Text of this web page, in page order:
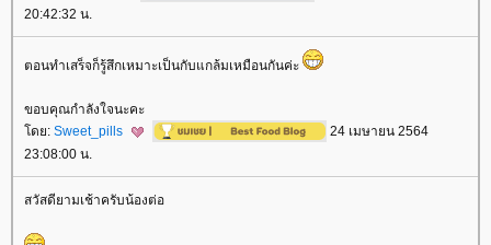
20:42:32 น.
ตอนทำเสร็จก็รู้สึกเหมาะเป็นกับแกล้มเหมือนกันค่ะ
ขอบคุณกำลังใจนะคะ
ดย: Sweet_pills
24 เมษายน 2564
23:08:00 น.
สวัสดียามเช้าครับน้องต่อ